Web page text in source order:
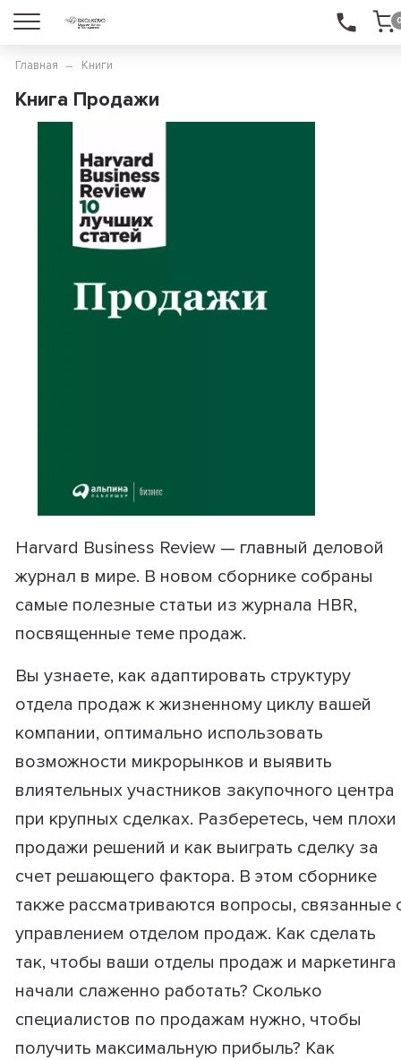
Главная Книги
Книга Продажи
Harvard Business Review — главный деловой
журнал в мире. В новом сборнике собраны
самые полезные статьи из журнала HBR,
посвященные теме продаж.
Вы узнаете, как адаптировать структуру
отдела продаж к жизненному циклу вашей
компании, оптимально использовать
возможности микрорынков и выявить
влиятельных участников закупочного центра
при крупных сделках. Разберетесь, чем плохи
продажи решений и как выиграть сделку за
счет решающего фактора. В этом сборнике
также рассматриваются вопросы, связанные
управлением отделом продаж. Как сделать
так, чтобы ваши отделы продаж и маркетинга
начали слаженно работать? Сколько
специалистов по продажам нужно, чтобы
получить максимальную прибыль? Как